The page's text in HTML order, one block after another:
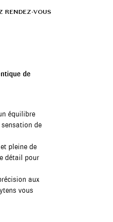
RENDEZ-VOUS
de
équilibre
de
pleine de
détail pour
aux
vous